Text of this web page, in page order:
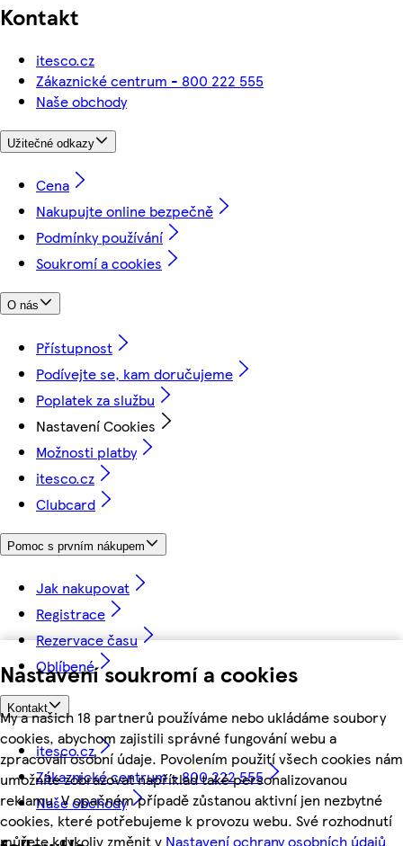
Nastavení soukromí a cookies
My a našich 18 partnerů používáme nebo ukládáme soubory
cookies, abychom zajistili správné fungování webu a
zpracovali osobní údaje. Povolením použití všech cookies nám
umožníte zobrazovat například také personalizovanou
reklamu. V opačném případě zůstanou aktivní jen nezbytné
cookies, které potřebujeme k provozu webu. Své rozhodnutí
můžete kdykoliv změnit v Nastavení ochrany osobních údajů
Kontakt
itesco.cz
Zákaznické centrum - 800 222 555
Naše obchody
Užitečné odkazy
Cena
Nakupujte online bezpečně
Podmínky používání
Soukromí a cookies
O nás
Přístupnost
Podívejte se, kam doručujeme
Poplatek za službu
Nastavení Cookies
Možnosti platby
itesco.cz
Clubcard
Pomoc s prvním nákupem
Jak nakupovat
Registrace
Rezervace času
Oblíbené
Kontakt
itesco.cz
Zákaznické centrum - 800 222 555
Naše obchody